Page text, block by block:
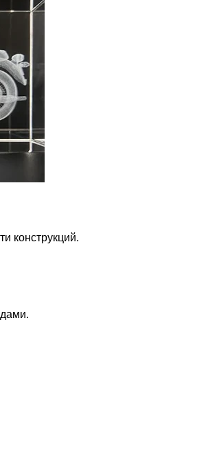
конструкций.